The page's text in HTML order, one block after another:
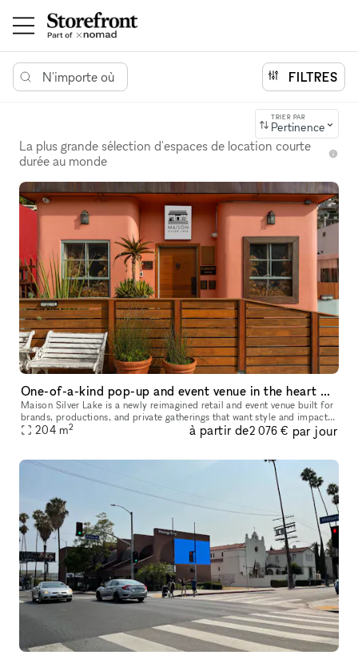
N'importe où FILTRES
TRIER PAR
Pertinence
La plus grande sélection d'espaces de location courte
durée au monde
One-of-a-kind pop-up and event venue in the heart of Los Angeles
Maison Silver Lake is a newly reimagined retail and event venue built for
brands, productions, and private gatherings that want style and impact.
Located directly on Silver Lake Blvd, the property o
204 m2 à partir de2 076 € par jour